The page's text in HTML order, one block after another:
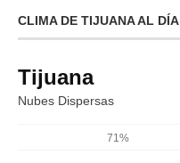
CLIMA DE TIJUANA AL DÍA
Tijuana
Nubes Dispersas
71%